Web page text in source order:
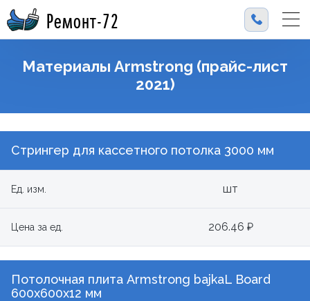
Ремонт-72
Материалы Armstrong (прайс-лист
2021)
Стрингер для кассетного потолка 3000 мм
Ед. изм. шт
Цена за ед. 206.46 ₽
Потолочная плита Armstrong bajkaL Board
600x600х12 мм